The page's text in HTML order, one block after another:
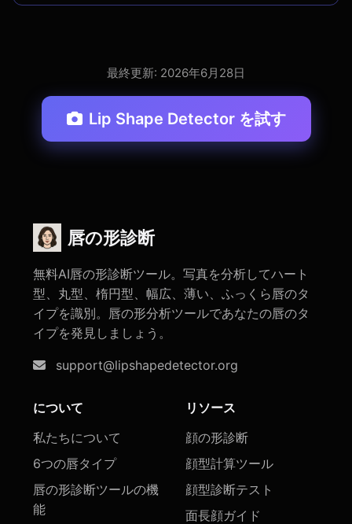
最終更新: 2026年6月28日
Lip Shape Detector を試す
唇の形診断
無料AI唇の形診断ツール。写真を分析してハート
型、丸型、楕円型、幅広、薄い、ふっくら唇のタ
イプを識別。唇の形分析ツールであなたの唇のタ
イプを発見しましょう。
support@lipshapedetector.org
について
私たちについて
6つの唇タイプ
唇の形診断ツールの機
能
リソース
顔の形診断
顔型計算ツール
顔型診断テスト
面長顔ガイド